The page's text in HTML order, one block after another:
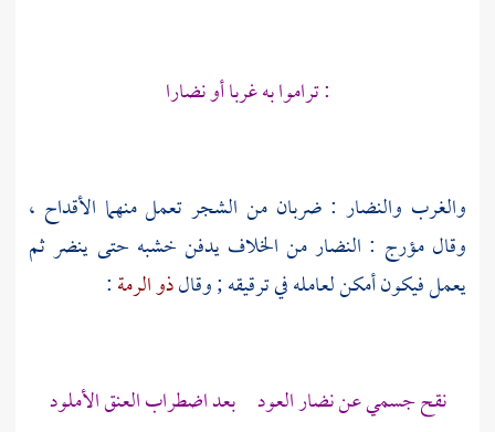
: تراموا به غربا أو نضارا
والغرب والنضار : ضربان من الشجر تعمل منهما الأقداح ،
وقالمؤرج : النضار من الخلاف يدفن خشبه حتى ينضر ثم
يعمل فيكون أمكن لعامله في ترقيقه ; وقالذو الرمة:
نقح جسمي عن نضار العود بعد اضطراب العنق الأملود